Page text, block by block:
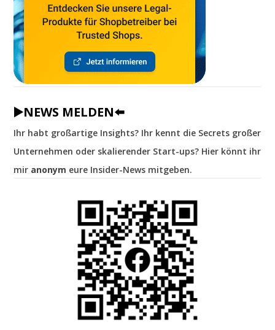
▶️NEWS MELDEN⬅️
Ihr habt großartige Insights? Ihr kennt die Secrets großer
Unternehmen oder skalierender Start-ups? Hier könnt ihr
mir anonym eure Insider-News mitgeben.